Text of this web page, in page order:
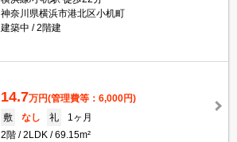
神奈川県横浜市港北区小机町
建築中
2階建
14.7万円(管理費等：6,000円)
敷
なし 礼
1ヶ月
2階
2LDK 69.15m²